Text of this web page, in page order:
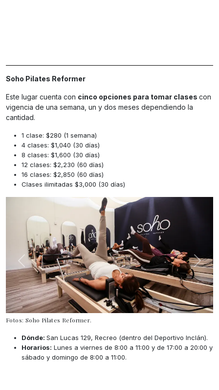
Soho Pilates Reformer
Este lugar cuenta con cinco opciones para tomar clases con
vigencia de una semana, un y dos meses dependiendo la
cantidad.
1 clase: $280 (1 semana)
4 clases: $1,040 (30 días)
8 clases: $1,600 (30 días)
12 clases: $2,230 (60 días)
16 clases: $2,850 (60 días)
Clases ilimitadas $3,000 (30 días)
Fotos: Soho Pilates Reformer.
Dónde: San Lucas 129, Recreo (dentro del Deportivo Inclán).
Horarios: Lunes a viernes de 8:00 a 11:00 y de 17:00 a 20:00 y
sábado y domingo de 8:00 a 11:00.